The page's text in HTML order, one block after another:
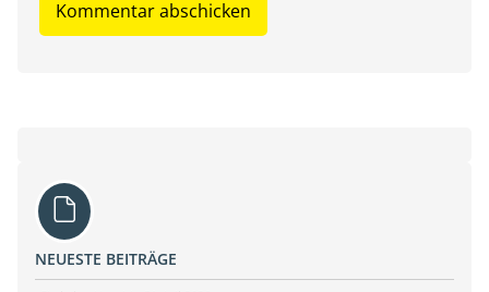
NEUESTE BEITRÄGE